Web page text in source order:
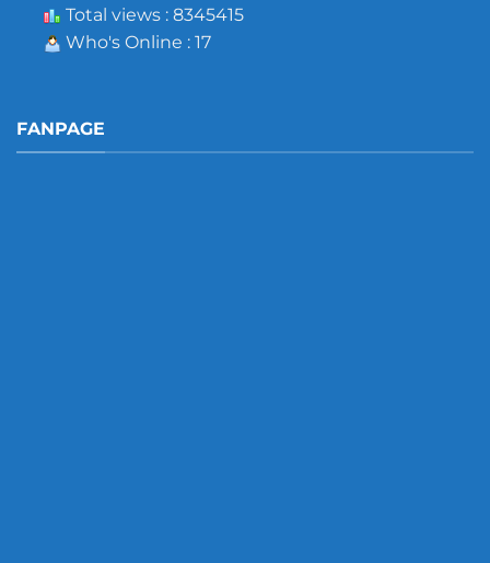
Total views : 8345415
Who's Online : 17
FANPAGE